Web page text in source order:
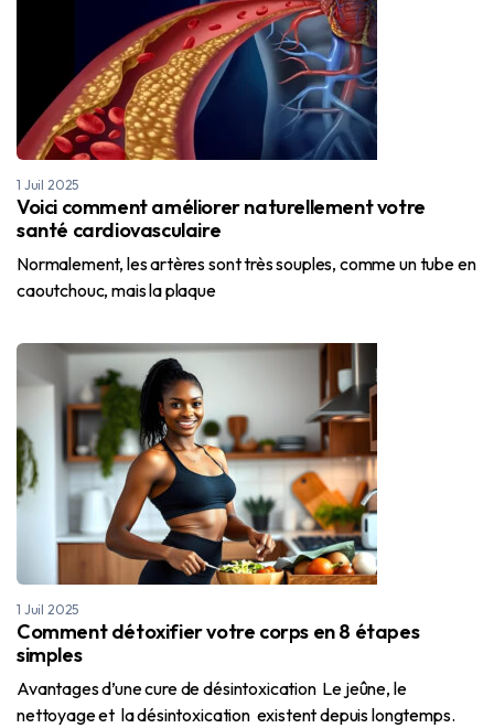
1 Juil 2025
Voici comment améliorer naturellement votre
santé cardiovasculaire
Normalement, les artères sont très souples, comme un tube en
caoutchouc, mais la plaque
1 Juil 2025
Comment détoxifier votre corps en 8 étapes
simples
Avantages d’une cure de désintoxication Le jeûne, le
nettoyage et la désintoxication existent depuis longtemps.